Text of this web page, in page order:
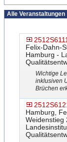
Alle Veranstaltungen
2512S6111
Felix-Dahn-
Hamburg -
Wichtige
inklusiven
Brüchen
Hamburg,
Weidenstieg